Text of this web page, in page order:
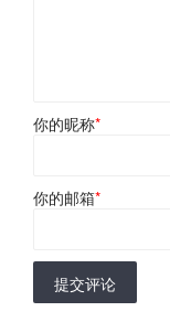
你的昵称*
你的邮箱*
提交评论